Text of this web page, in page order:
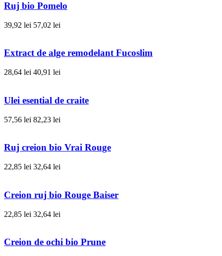
Ruj bio Pomelo
39,92 lei 57,02 lei
Extract de alge remodelant Fucoslim
28,64 lei 40,91 lei
Ulei esential de craite
57,56 lei 82,23 lei
Ruj creion bio Vrai Rouge
22,85 lei 32,64 lei
Creion ruj bio Rouge Baiser
22,85 lei 32,64 lei
Creion de ochi bio Prune